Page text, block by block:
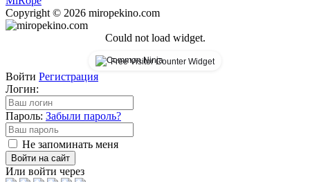
Copyright © 2026 miropekino.com
Could not load widget.
Free Visitor Counter Widget
Войти Регистрация
Логин:
Пароль: Забыли пароль?
Не запоминать меня
Войти на сайт
Или войти через